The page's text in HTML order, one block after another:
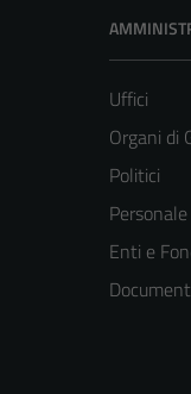
Uffici
Organi di
Politici
Enti e